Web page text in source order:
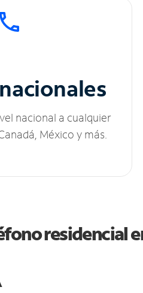
nacional a cualquier
México y más.
residencial